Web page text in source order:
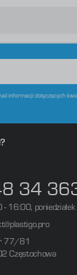
informacji dotyczących
34
16:00, poniedziałek
77/81
Częstochowa